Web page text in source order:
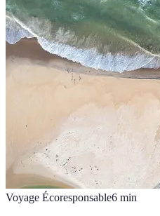
Voyage Écoresponsable6 min